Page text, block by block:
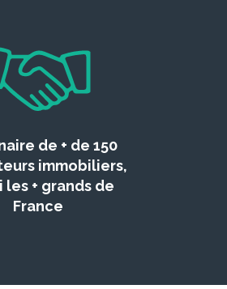
de + de 150
immobiliers,
les + grands de
France